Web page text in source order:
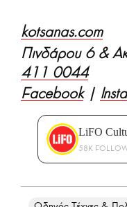
kotsanas.com
Πινδάρου 6 &
411 0044
Facebook|
LiFO
58K